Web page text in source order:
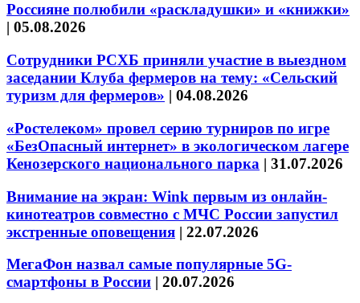
Россияне полюбили «раскладушки» и «книжки»
| 05.08.2026
Сотрудники РСХБ приняли участие в выездном
заседании Клуба фермеров на тему: «Сельский
туризм для фермеров» | 04.08.2026
«Ростелеком» провел серию турниров по игре
«БезОпасный интернет» в экологическом лагере
Кенозерского национального парка | 31.07.2026
Внимание на экран: Wink первым из онлайн-
кинотеатров совместно с МЧС России запустил
экстренные оповещения | 22.07.2026
МегаФон назвал самые популярные 5G-
смартфоны в России | 20.07.2026